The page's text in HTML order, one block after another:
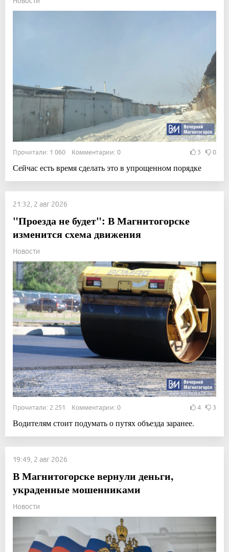
Прочитали: 1 060 Комментарии: 0 3 0
Сейчас есть время сделать это в упрощенном порядке
21:32, 2 авг 2026
"Проезда не будет": В Магнитогорске
изменится схема движения
Новости
Прочитали: 2 251 Комментарии: 0 4 3
Водителям стоит подумать о путях объезда заранее.
19:49, 2 авг 2026
В Магнитогорске вернули деньги,
украденные мошенниками
Новости